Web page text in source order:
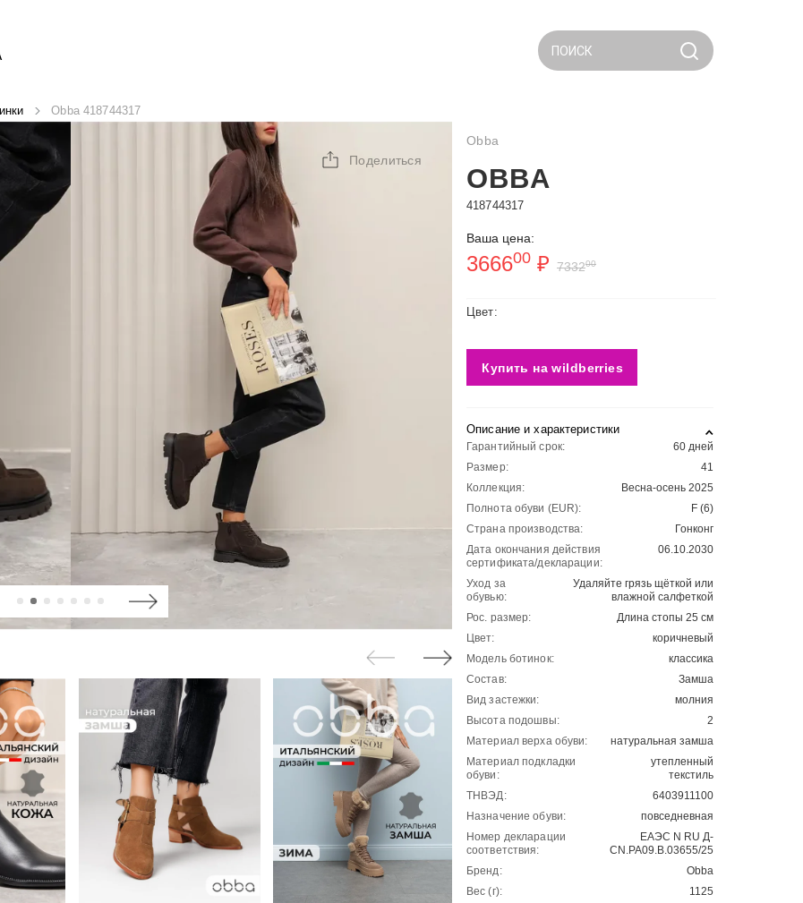
ПОИСК
Obba 418744317
Поделиться
Obba
OBBA
418744317
Ваша цена:
366600 ₽ 733200
Цвет:
Купить на wildberries
Описание и характеристики
Гарантийный срок:
60 дней
Размер:
41
Коллекция:
Весна-осень 2025
Полнота обуви (EUR):
F (6)
Страна производства:
Гонконг
Дата окончания действия
сертификата/декларации:
06.10.2030
Уход за
обувью:
Удаляйте грязь щёткой или
влажной салфеткой
Рос. размер:
Длина стопы 25 см
Цвет:
коричневый
Модель ботинок:
классика
Состав:
Замша
Вид застежки:
молния
Высота подошвы:
2
Материал верха обуви:
натуральная замша
Материал подкладки
обуви:
утепленный
текстиль
ТНВЭД:
6403911100
Назначение обуви:
повседневная
Номер декларации
соответствия:
ЕАЭС N RU Д-
CN.РА09.В.03655/25
Бренд:
Obba
Вес (г):
1125